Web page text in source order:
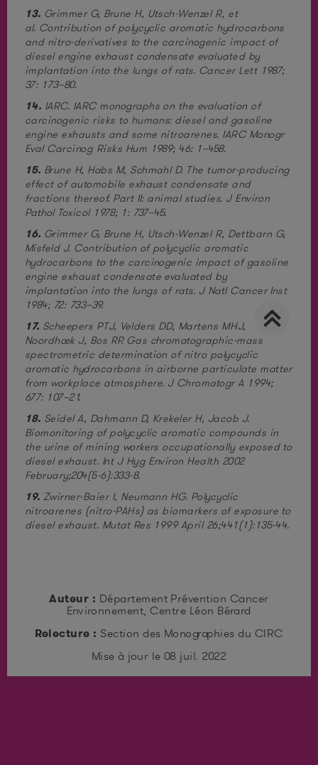
13. Grimmer G, Brune H, Utsch-Wenzel R, et
al. Contribution of polycyclic aromatic hydrocarbons
and nitro-derivatives to the carcinogenic impact of
diesel engine exhaust condensate evaluated by
implantation into the lungs of rats. Cancer Lett 1987;
37: 173–80.
14. IARC. IARC monographs on the evaluation of
carcinogenic risks to humans: diesel and gasoline
engine exhausts and some nitroarenes. IARC Monogr
Eval Carcinog Risks Hum 1989; 46: 1–458.
15. Brune H, Habs M, Schmahl D. The tumor-producing
effect of automobile exhaust condensate and
fractions thereof. Part II: animal studies. J Environ
Pathol Toxicol 1978; 1: 737–45.
16. Grimmer G, Brune H, Utsch-Wenzel R, Dettbarn G,
Misfeld J. Contribution of polycyclic aromatic
hydrocarbons to the carcinogenic impact of gasoline
engine exhaust condensate evaluated by
implantation into the lungs of rats. J Natl Cancer Inst
1984; 72: 733–39.
17. Scheepers PTJ, Velders DD, Martens MHJ,
Noordhoek J, Bos RP. Gas chromatographic-mass
spectrometric determination of nitro polycyclic
aromatic hydrocarbons in airborne particulate matter
from workplace atmosphere. J Chromatogr A 1994;
677: 107–21.
18. Seidel A, Dahmann D, Krekeler H, Jacob J.
Biomonitoring of polycyclic aromatic compounds in
the urine of mining workers occupationally exposed to
diesel exhaust. Int J Hyg Environ Health 2002
February;204(5-6):333-8.
19. Zwirner-Baier I, Neumann HG. Polycyclic
nitroarenes (nitro-PAHs) as biomarkers of exposure to
diesel exhaust. Mutat Res 1999 April 26;441(1):135-44.
Auteur : Département Prévention Cancer
Environnement, Centre Léon Bérard
Relecture : Section des Monographies du CIRC
Mise à jour le 08 juil. 2022